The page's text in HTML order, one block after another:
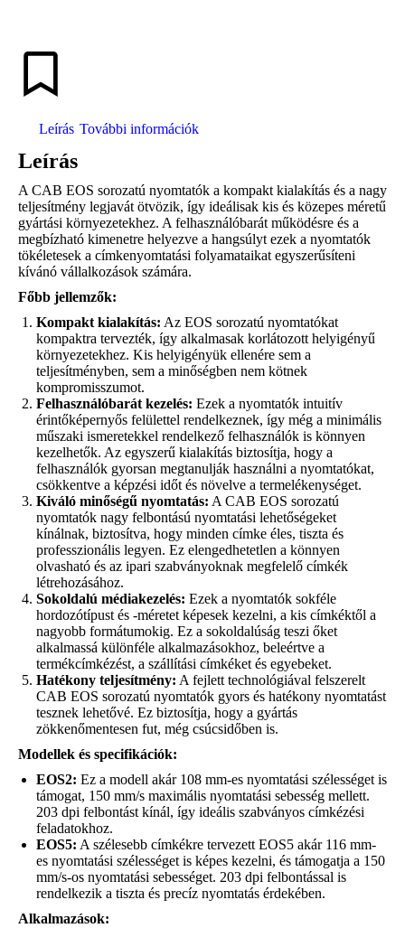
Leírás További információk
Leírás
A CAB EOS sorozatú nyomtatók a kompakt kialakítás és a nagy
teljesítmény legjavát ötvözik, így ideálisak kis és közepes méretű
gyártási környezetekhez. A felhasználóbarát működésre és a
megbízható kimenetre helyezve a hangsúlyt ezek a nyomtatók
tökéletesek a címkenyomtatási folyamataikat egyszerűsíteni
kívánó vállalkozások számára.
Főbb jellemzők:
Kompakt kialakítás: Az EOS sorozatú nyomtatókat
kompaktra tervezték, így alkalmasak korlátozott helyigényű
környezetekhez. Kis helyigényük ellenére sem a
teljesítményben, sem a minőségben nem kötnek
kompromisszumot.
Felhasználóbarát kezelés: Ezek a nyomtatók intuitív
érintőképernyős felülettel rendelkeznek, így még a minimális
műszaki ismeretekkel rendelkező felhasználók is könnyen
kezelhetők. Az egyszerű kialakítás biztosítja, hogy a
felhasználók gyorsan megtanulják használni a nyomtatókat,
csökkentve a képzési időt és növelve a termelékenységet.
Kiváló minőségű nyomtatás: A CAB EOS sorozatú
nyomtatók nagy felbontású nyomtatási lehetőségeket
kínálnak, biztosítva, hogy minden címke éles, tiszta és
professzionális legyen. Ez elengedhetetlen a könnyen
olvasható és az ipari szabványoknak megfelelő címkék
létrehozásához.
Sokoldalú médiakezelés: Ezek a nyomtatók sokféle
hordozótípust és -méretet képesek kezelni, a kis címkéktől a
nagyobb formátumokig. Ez a sokoldalúság teszi őket
alkalmassá különféle alkalmazásokhoz, beleértve a
termékcímkézést, a szállítási címkéket és egyebeket.
Hatékony teljesítmény: A fejlett technológiával felszerelt
CAB EOS sorozatú nyomtatók gyors és hatékony nyomtatást
tesznek lehetővé. Ez biztosítja, hogy a gyártás
zökkenőmentesen fut, még csúcsidőben is.
Modellek és specifikációk:
EOS2: Ez a modell akár 108 mm-es nyomtatási szélességet is
támogat, 150 mm/s maximális nyomtatási sebesség mellett.
203 dpi felbontást kínál, így ideális szabványos címkézési
feladatokhoz.
EOS5: A szélesebb címkékre tervezett EOS5 akár 116 mm-
es nyomtatási szélességet is képes kezelni, és támogatja a 150
mm/s-os nyomtatási sebességet. 203 dpi felbontással is
rendelkezik a tiszta és precíz nyomtatás érdekében.
Alkalmazások: